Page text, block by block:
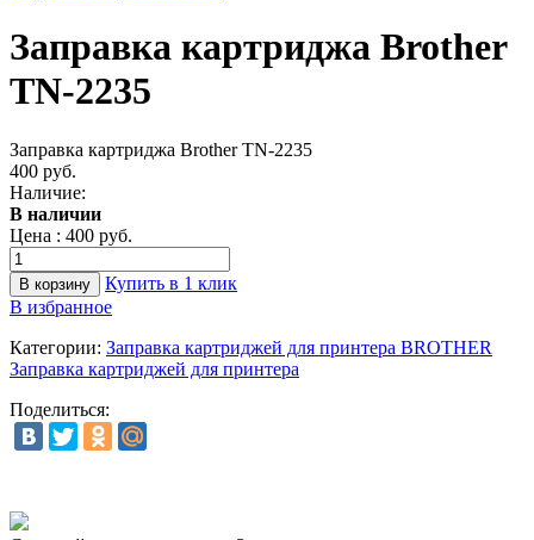
Заправка картриджа Brother
TN-2235
Заправка картриджа Brother TN-2235
400 руб.
Наличие:
В наличии
Цена : 400 руб.
Купить в 1 клик
В избранное
Категории: Заправка картриджей для принтера BROTHER
Заправка картриджей для принтера
Поделиться: